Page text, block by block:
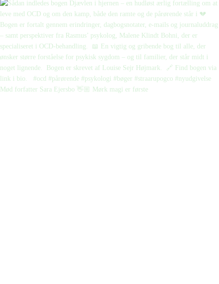
Mød forfatter Sara Ejersbo 👋🏼 Mørk magi er første